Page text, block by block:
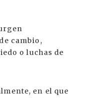
cambio,
o luchas de
en el que